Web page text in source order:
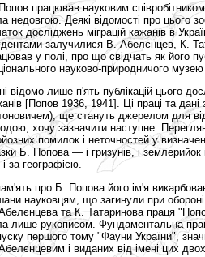
працював науковим співробітником
недовгою. Деякі відомості про цього
досліджень міграцій кажанів в
залучилися В. Абелєнцев, К.
у полі, про що свідчать як його
науково-природничого
відомо лише п'ять публікацій цього
[Попов 1936, 1941]. Ці праці та
ще стануть джерелом для
хочу зазначити наступне.
помилок і неточностей у
Б. Попова — і гризунів, і
і за географією.
про Б. Попова його ім'я
науковцям, що загинули при
та К. Татаринова праця
лише рукописом. Фундаментальна
першого тому "Фауни України",
і виданих від імені цих